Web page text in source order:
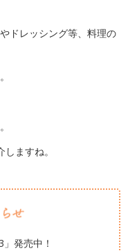
ドレッシング等、料理の
ますね。
発売中！